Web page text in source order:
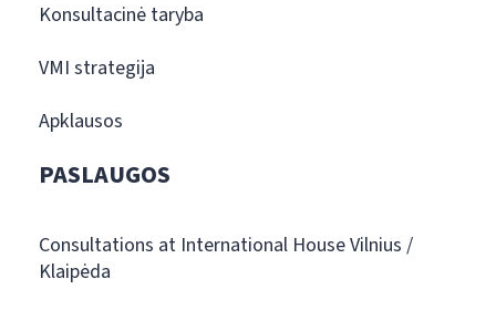
Konsultacinė taryba
VMI strategija
Apklausos
PASLAUGOS
Consultations at International House Vilnius /
Klaipėda